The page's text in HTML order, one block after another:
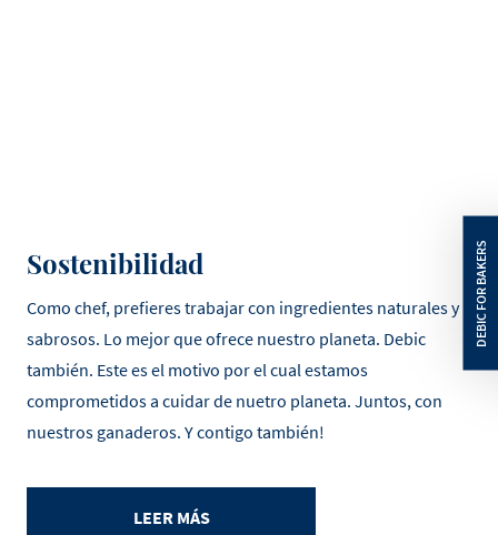
Sostenibilidad
Como chef, prefieres trabajar con ingredientes naturales y
sabrosos. Lo mejor que ofrece nuestro planeta. Debic
también. Este es el motivo por el cual estamos
comprometidos a cuidar de nuetro planeta. Juntos, con
nuestros ganaderos. Y contigo también!
LEER MÁS